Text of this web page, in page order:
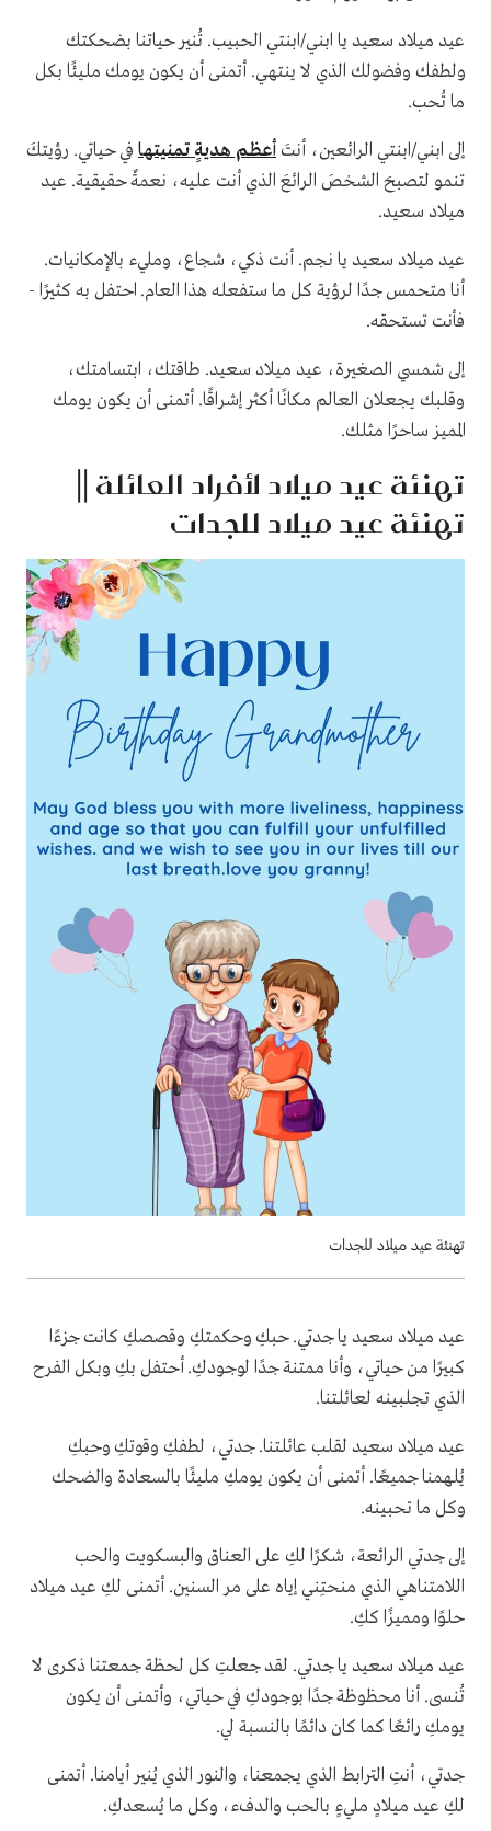
عيد ميلاد سعيد يا ابني/ابنتي الحبيب. تُنير حياتنا بضحكتك
ولطفك وفضولك الذي لا ينتهي. أتمنى أن يكون يومك مليئًا بكل
ما تُحب.
إلى ابني/ابنتي الرائعين، أنتَ أعظم هديةٍ تمنيتها في حياتي. رؤيتكَ
تنمو لتصبحَ الشخصَ الرائعَ الذي أنت عليه، نعمةٌ حقيقية. عيد
ميلاد سعيد.
عيد ميلاد سعيد يا نجم. أنت ذكي، شجاع، ومليء بالإمكانيات.
أنا متحمس جدًا لرؤية كل ما ستفعله هذا العام. احتفل به كثيرًا -
فأنت تستحقه.
إلى شمسي الصغيرة، عيد ميلاد سعيد. طاقتك، ابتسامتك،
وقلبك يجعلان العالم مكانًا أكثر إشراقًا. أتمنى أن يكون يومك
المميز ساحرًا مثلك.
تهنئة عيد ميلاد لأفراد العائلة ||
تهنئة عيد ميلاد للجدات
تهنئة عيد ميلاد للجدات
عيد ميلاد سعيد يا جدتي. حبكِ وحكمتكِ وقصصكِ كانت جزءًا
كبيرًا من حياتي، وأنا ممتنة جدًا لوجودكِ. أحتفل بكِ وبكل الفرح
الذي تجلبينه لعائلتنا.
عيد ميلاد سعيد لقلب عائلتنا. جدتي، لطفكِ وقوتكِ وحبكِ
يُلهمنا جميعًا. أتمنى أن يكون يومكِ مليئًا بالسعادة والضحك
وكل ما تحبينه.
إلى جدتي الرائعة، شكرًا لكِ على العناق والبسكويت والحب
اللامتناهي الذي منحتِني إياه على مر السنين. أتمنى لكِ عيد ميلاد
حلوًا ومميزًا ككِ.
عيد ميلاد سعيد يا جدتي. لقد جعلتِ كل لحظة جمعتنا ذكرى لا
تُنسى. أنا محظوظة جدًا بوجودكِ في حياتي، وأتمنى أن يكون
يومكِ رائعًا كما كان دائمًا بالنسبة لي.
جدتي، أنتِ الترابط الذي يجمعنا، والنور الذي يُنير أيامنا. أتمنى
لكِ عيد ميلادٍ مليءٍ بالحب والدفء، وكل ما يُسعدكِ.